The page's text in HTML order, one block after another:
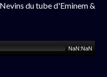
du tube d'Eminem &
NaN:NaN